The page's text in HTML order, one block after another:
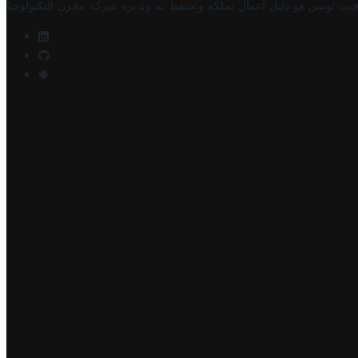
تونس هو دليل أعمال تملكه وتحتفظ به وتديره شركة مخزن التكنولوجيا